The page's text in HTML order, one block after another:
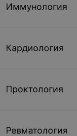
Иммунология
Кардиология
Проктология
Ревматология